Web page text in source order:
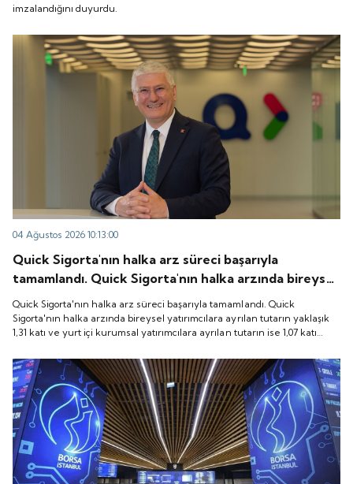
imzalandığını duyurdu.
04 Ağustos 2026 10:13:00
Quick Sigorta'nın halka arz süreci başarıyla
tamamlandı. Quick Sigorta'nın halka arzında bireysel
yatırımcılara ayrılan tutarın yaklaşık 1,31 katı ve yurt
içi kurumsal yatırımcılara ayrılan tutarın ise 1,07 katı
talep geldi. Quick Sigorta, 6 Ağustos 2026 tarihinde
görmeye başlayacak.
Quick Sigorta'nın halka arz süreci başarıyla tamamlandı. Quick
Sigorta'nın halka arzında bireysel yatırımcılara ayrılan tutarın yaklaşık
1,31 katı ve yurt içi kurumsal yatırımcılara ayrılan tutarın ise 1,07 katı
koduyla Borsa İstanbul'da işlem görmeye başlayacak.